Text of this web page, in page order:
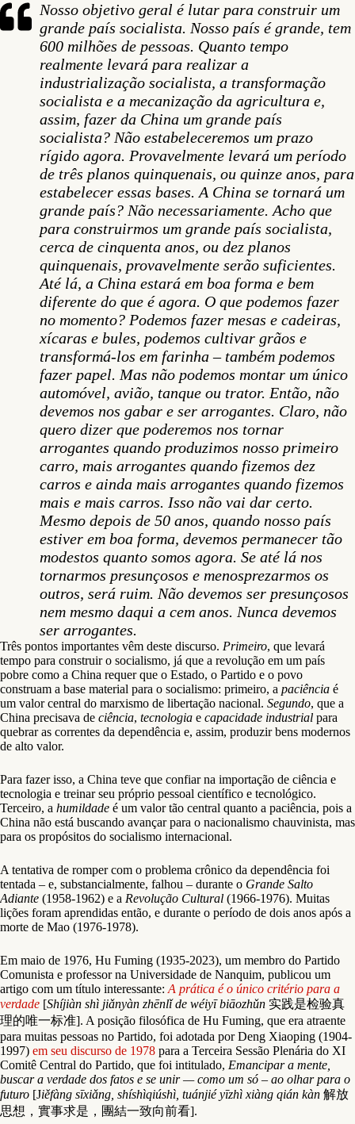
Nosso objetivo geral é lutar para construir um
grande país socialista. Nosso país é grande, tem
600 milhões de pessoas. Quanto tempo
realmente levará para realizar a
industrialização socialista, a transformação
socialista e a mecanização da agricultura e,
assim, fazer da China um grande país
socialista? Não estabeleceremos um prazo
rígido agora. Provavelmente levará um período
de três planos quinquenais, ou quinze anos, para
estabelecer essas bases. A China se tornará um
grande país? Não necessariamente. Acho que
para construirmos um grande país socialista,
cerca de cinquenta anos, ou dez planos
quinquenais, provavelmente serão suficientes.
Até lá, a China estará em boa forma e bem
diferente do que é agora. O que podemos fazer
no momento? Podemos fazer mesas e cadeiras,
xícaras e bules, podemos cultivar grãos e
transformá-los em farinha – também podemos
fazer papel. Mas não podemos montar um único
automóvel, avião, tanque ou trator. Então, não
devemos nos gabar e ser arrogantes. Claro, não
quero dizer que poderemos nos tornar
arrogantes quando produzimos nosso primeiro
carro, mais arrogantes quando fizemos dez
carros e ainda mais arrogantes quando fizemos
mais e mais carros. Isso não vai dar certo.
Mesmo depois de 50 anos, quando nosso país
estiver em boa forma, devemos permanecer tão
modestos quanto somos agora. Se até lá nos
tornarmos presunçosos e menosprezarmos os
outros, será ruim. Não devemos ser presunçosos
nem mesmo daqui a cem anos. Nunca devemos
ser arrogantes.
Três pontos importantes vêm deste discurso. Primeiro, que levará
tempo para construir o socialismo, já que a revolução em um país
pobre como a China requer que o Estado, o Partido e o povo
construam a base material para o socialismo: primeiro, a paciência é
um valor central do marxismo de libertação nacional. Segundo, que a
China precisava de ciência, tecnologia e capacidade industrial para
quebrar as correntes da dependência e, assim, produzir bens modernos
de alto valor.
Para fazer isso, a China teve que confiar na importação de ciência e
tecnologia e treinar seu próprio pessoal científico e tecnológico.
Terceiro, a humildade é um valor tão central quanto a paciência, pois a
China não está buscando avançar para o nacionalismo chauvinista, mas
para os propósitos do socialismo internacional.
A tentativa de romper com o problema crônico da dependência foi
tentada – e, substancialmente, falhou – durante o Grande Salto
Adiante (1958-1962) e a Revolução Cultural (1966-1976). Muitas
lições foram aprendidas então, e durante o período de dois anos após a
morte de Mao (1976-1978).
Em maio de 1976, Hu Fuming (1935-2023), um membro do Partido
Comunista e professor na Universidade de Nanquim, publicou um
artigo com um título interessante: A prática é o único critério para a
verdade [Shíjiàn shì jiǎnyàn zhēnlǐ de wéiyī biāozhǔn 实践是检验真
理的唯一标准]. A posição filosófica de Hu Fuming, que era atraente
para muitas pessoas no Partido, foi adotada por Deng Xiaoping (1904-
1997) em seu discurso de 1978 para a Terceira Sessão Plenária do XI
Comitê Central do Partido, que foi intitulado, Emancipar a mente,
buscar a verdade dos fatos e se unir — como um só – ao olhar para o
futuro [Jiěfàng sīxiǎng, shíshìqiúshì, tuánjié yīzhì xiàng qián kàn 解放
思想，實事求是，團結一致向前看].